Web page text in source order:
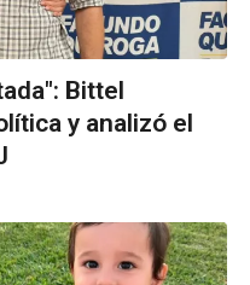
Bittel
y analizó el